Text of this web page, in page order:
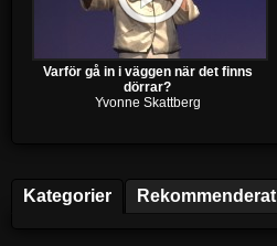
Varför gå in i väggen när det finns
dörrar?
Yvonne Skattberg
Kategorier Rekommenderat